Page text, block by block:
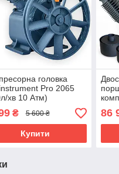
головка
Pro 2065
хв 10 Атм)
₴ 5 600 ₴
Купити
Атм)
86